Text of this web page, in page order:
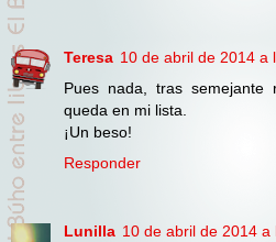
Teresa 10 de abril de 2014 a
Pues nada, tras semejante
queda en mi lista.
¡Un beso!
Responder
Lunilla 10 de abril de 2014 a